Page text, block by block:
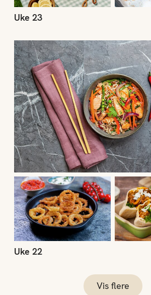
Uke 23
Uke 22
Uke 22
Vis flere